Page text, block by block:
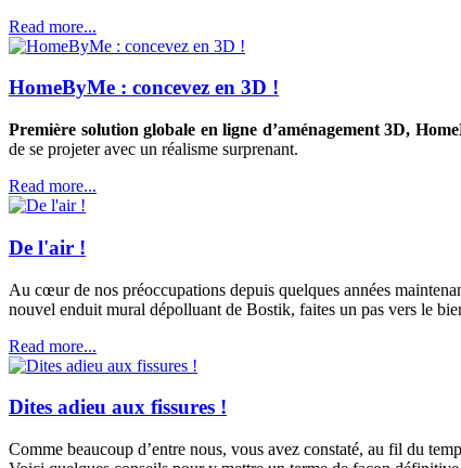
Read more...
HomeByMe : concevez en 3D !
Première solution globale en ligne d’aménagement 3D,
de se projeter avec un réalisme surprenant.
Read more...
De l'air !
Au cœur de nos préoccupations depuis quelques années
nouvel enduit mural dépolluant de Bostik, faites un pas vers le
Read more...
Dites adieu aux fissures !
Comme beaucoup d’entre nous, vous avez constaté, au fil du